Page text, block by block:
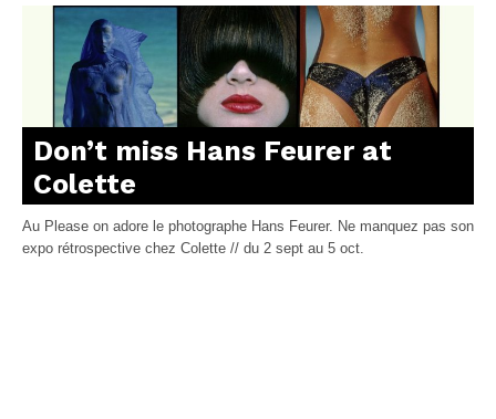
Don’t miss Hans Feurer at
Colette
Au Please on adore le photographe Hans Feurer. Ne manquez pas son
expo rétrospective chez Colette // du 2 sept au 5 oct.